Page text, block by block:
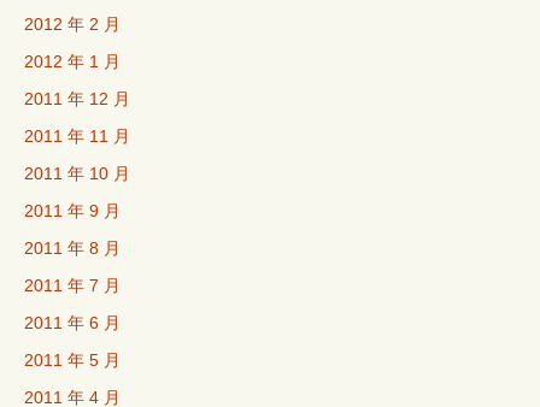
2012 年 2 月
2012 年 1 月
2011 年 12 月
2011 年 11 月
2011 年 10 月
2011 年 9 月
2011 年 8 月
2011 年 7 月
2011 年 6 月
2011 年 5 月
2011 年 4 月